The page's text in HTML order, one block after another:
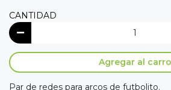
CANTIDAD
Agregar al carro
Par de redes para arcos de futbolito.